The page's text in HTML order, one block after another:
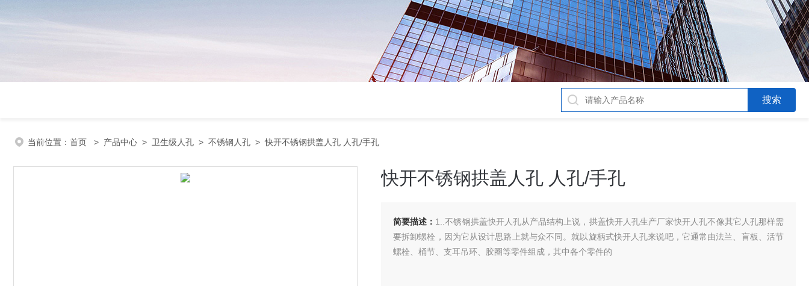
当前位置： 首页 > 产品中心 > 卫生级人孔 > 不锈钢人孔 > 快开不锈钢拱盖人孔 人孔/手孔
快开不锈钢拱盖人孔 人孔/手孔
简要描述： 1..不锈钢拱盖快开人孔从产品结构上说，拱盖快开人孔生产厂家快开人孔不像其它人孔那样需
要拆卸螺栓，因为它从设计思路上就与众不同。就以旋柄式快开人孔来说吧，它通常由法兰、盲板、活节
螺栓、桶节、支耳吊环、胶圈等零件组成，其中各个零件的